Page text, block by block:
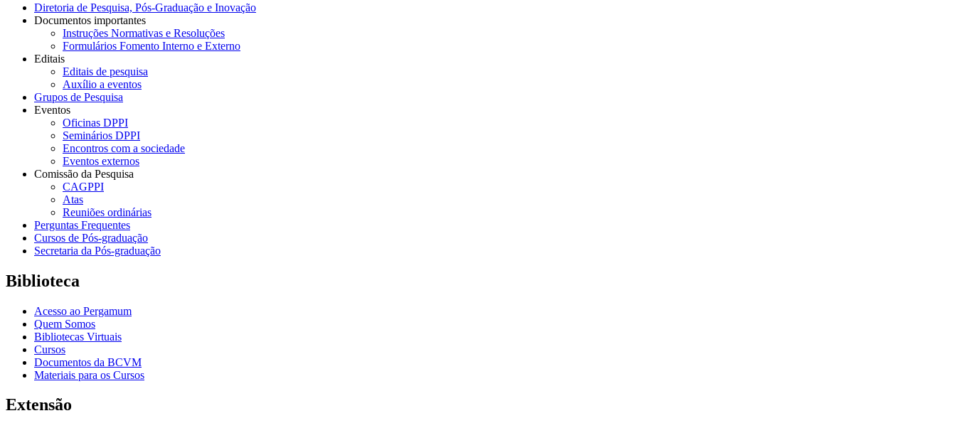
Diretoria de Pesquisa, Pós-Graduação e Inovação
Documentos importantes
Instruções Normativas e Resoluções
Formulários Fomento Interno e Externo
Editais
Editais de pesquisa
Auxílio a eventos
Grupos de Pesquisa
Eventos
Oficinas DPPI
Seminários DPPI
Encontros com a sociedade
Eventos externos
Comissão da Pesquisa
CAGPPI
Atas
Reuniões ordinárias
Perguntas Frequentes
Cursos de Pós-graduação
Secretaria da Pós-graduação
Biblioteca
Acesso ao Pergamum
Quem Somos
Bibliotecas Virtuais
Cursos
Documentos da BCVM
Materiais para os Cursos
Extensão